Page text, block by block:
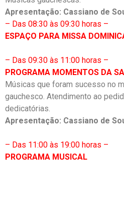
Apresentação: Cassiano de
– Das 08:30 às 09:30 horas –
ESPAÇO PARA MISSA
– Das 09:30 às 11:00 horas –
PROGRAMA MOMENTOS DA
Músicas que foram sucesso no
gauchesco. Atendimento ao
dedicatórias.
Apresentação: Cassiano de
– Das 11:00 às 19:00 horas –
PROGRAMA MUSICAL